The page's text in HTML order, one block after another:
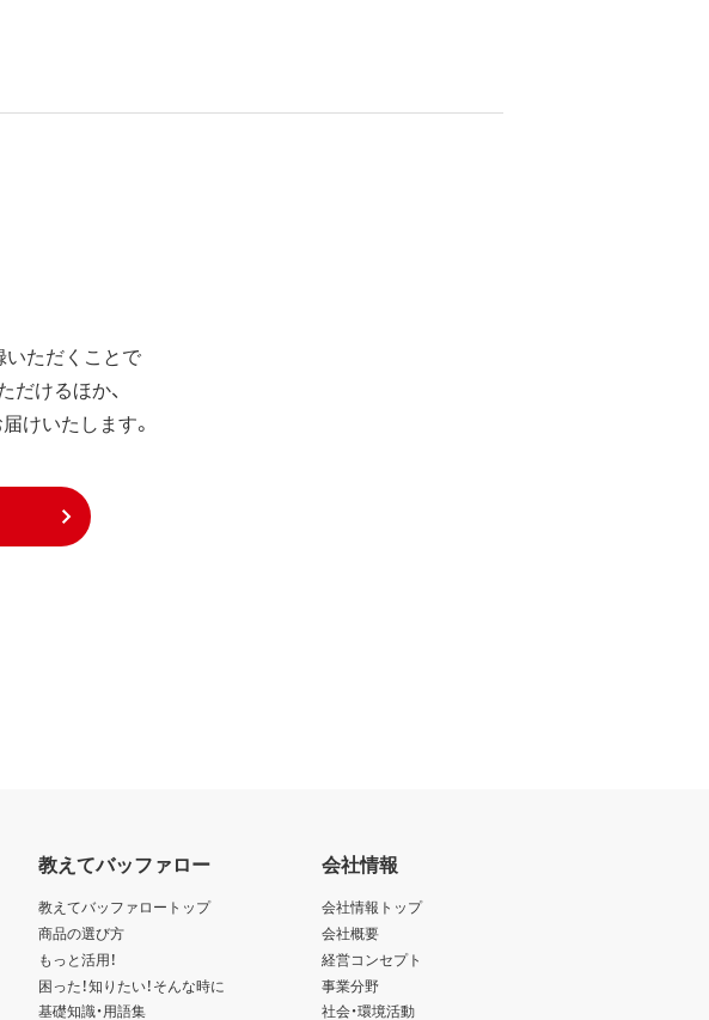
いただくことで
けるほか、
けいたします。
教えてバッファロー
教えてバッファロートップ
商品の選び方
もっと活用！
困った！知りたい！そんな時に
基礎知識・用語集
会社情報
会社情報トップ
会社概要
経営コンセプト
事業分野
社会・環境活動